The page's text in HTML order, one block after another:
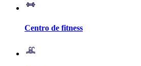
Centro de fitness